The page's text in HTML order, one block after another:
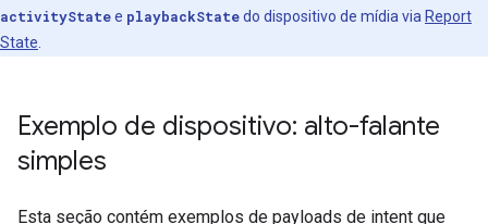
activityStatee playbackStatedo dispositivo de mídia via Report
State
Exemplo de dispositivo: alto-falante
simples
Esta seção contém exemplos de payloads de intent que